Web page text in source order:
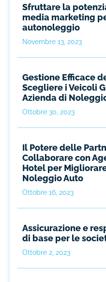
Sfruttare la
media marketing
autonoleggio
Novembre 13, 2023
Gestione Efficace
Scegliere i Veicoli
Azienda di
Ottobre 30, 2023
Il Potere delle
Collaborare con
Hotel per
Noleggio Auto
Ottobre 16, 2023
Assicurazione e
di base per le
Ottobre 2, 2023